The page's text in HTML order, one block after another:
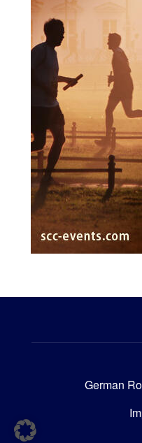
German